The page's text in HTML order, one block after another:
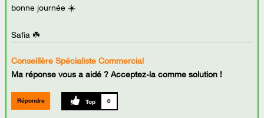
bonne journée ☀️
Safia ☘️
Conseillère Spécialiste Commercial
Ma réponse vous a aidé ? Acceptez-la comme solution !
Répondre 0